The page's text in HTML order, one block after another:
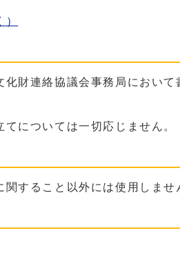
財連絡協議会事務局におい
については一切応じません。
すること以外には使用しませ